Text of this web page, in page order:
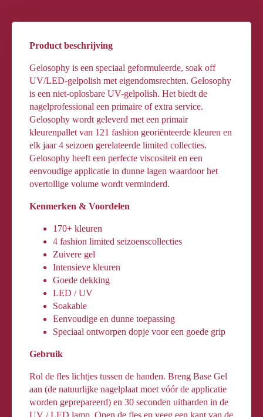
Product beschrijving
Gelosophy is een speciaal geformuleerde, soak off
UV/LED-gelpolish met eigendomsrechten. Gelosophy
is een niet-oplosbare UV-gelpolish. Het biedt de
nagelprofessional een primaire of extra service.
Gelosophy wordt geleverd met een primair
kleurenpallet van 121 fashion georiënteerde kleuren en
elk jaar 4 seizoen gerelateerde limited collecties.
Gelosophy heeft een perfecte viscositeit en een
eenvoudige applicatie in dunne lagen waardoor het
overtollige volume wordt verminderd.
Kenmerken & Voordelen
170+ kleuren
4 fashion limited seizoenscollecties
Zuivere gel
Intensieve kleuren
Goede dekking
LED / UV
Soakable
Eenvoudige en dunne toepassing
Speciaal ontworpen dopje voor een goede grip
Gebruik
Rol de fles lichtjes tussen de handen. Breng Base Gel
aan (de natuurlijke nagelplaat moet vóór de applicatie
worden geprepareerd) en 30 seconden uitharden in de
UV / LED lamp. Open de fles en veeg een kant van de